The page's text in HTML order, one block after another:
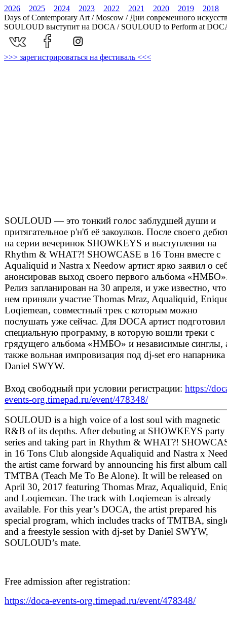
2026 2025 2024 2023 2022 2021 2020 2019
2018
Days of Contemporary Art / Moscow / Дни современного
SOULOUD выступит на DOCA / SOULOUD to Perform at
>>> зарегистрироваться на фестиваль <<<
SOULOUD — это тонкий голос заблудшей души и
притягательное р'н'б её закоулков. После своего
на серии вечеринок SHOWKEYS и выступления на
Rhythm & WHAT?! SHOWCASE в 16 Тонн вместе с
Aqualiquid и Nastra x Needow артист ярко заявил о
анонсировав выход своего первого альбома
Релиз запланирован на 30 апреля, и уже известно,
нем приняли участие Thomas Mraz, Aqualiquid,
Loqiemean, совместный трек с которым можно
послушать уже сейчас. Для DOCA артист подготовил
специальную программу, в которую вошли треки с
грядущего альбома «НМБО» и независимые синглы,
также вольная импровизация под dj-set его напарника
Daniel SWYW.
Вход свободный при условии регистрации: https://
events-org.timepad.ru/event/478348/
SOULOUD is a high voice of a lost soul with magnetic
R&B of its depths. After debuting at SHOWKEYS party
series and taking part in Rhythm & WHAT?!
in 16 Tons Club alongside Aqualiquid and Nastra x
the artist came forward by announcing his first album
TMTBA (Teach Me To Be Alone). It will be released on
April 30, 2017 featuring Thomas Mraz, Aqualiquid,
and Loqiemean. The track with Loqiemean is already
available. For this year’s DOCA, the artist prepared his
special program, which includes tracks of TMTBA,
and a freestyle session with dj-set by Daniel SWYW,
SOULOUD’s mate.
Free admission after registration:
https://doca-events-org.timepad.ru/event/478348/